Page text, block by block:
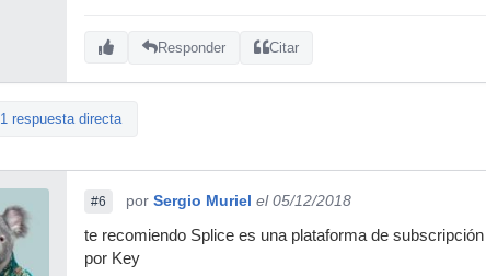
Responder Citar
1 respuesta directa
#6 por Sergio Muriel el 05/12/2018
te recomiendo Splice es una plataforma de
por Key